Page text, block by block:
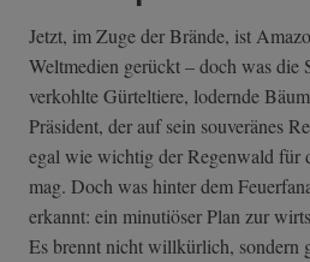
Jetzt, im Zuge der Brände, ist
Weltmedien gerückt – doch was die
verkohlte Gürteltiere, lodernde
Präsident, der auf sein souveränes
egal wie wichtig der Regenwald für
mag. Doch was hinter dem
erkannt: ein minutiöser Plan zur
Es brennt nicht willkürlich, sondern